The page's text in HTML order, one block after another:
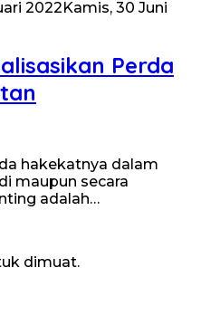
2022Kamis, 30 Juni
Perda
hakekatnya dalam
maupun secara
adalah…
dimuat.